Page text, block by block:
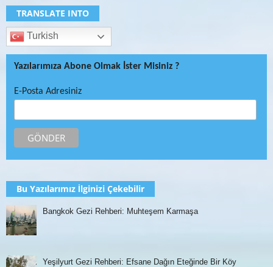
TRANSLATE INTO
Turkish
Yazılarımıza Abone Olmak İster Misiniz ?
E-Posta Adresiniz
Bu Yazılarımız İlginizi Çekebilir
Bangkok Gezi Rehberi: Muhteşem Karmaşa
Yeşilyurt Gezi Rehberi: Efsane Dağın Eteğinde Bir Köy